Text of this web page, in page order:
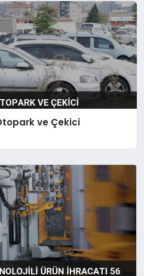
ve Çekici